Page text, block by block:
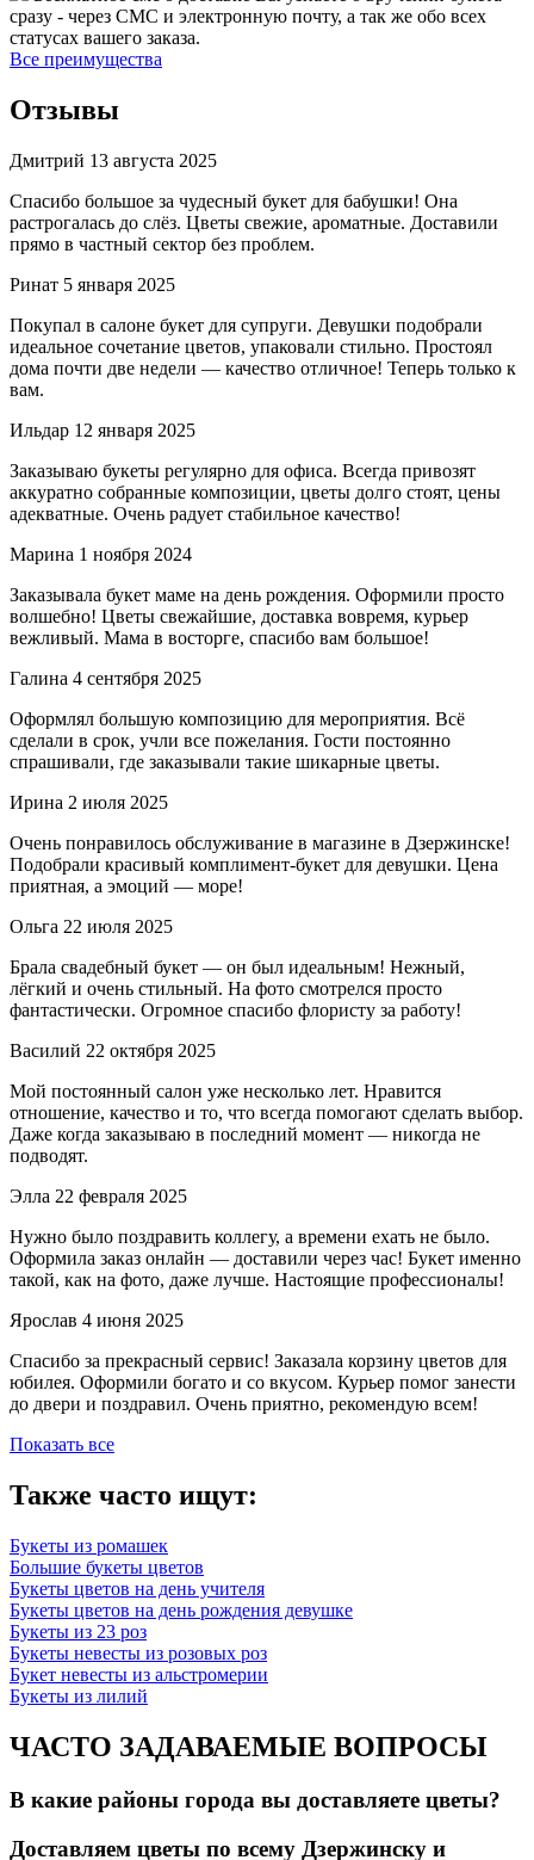
сразу - через СМС и электронную почту, а так же обо всех
статусах вашего заказа.
Все преимущества
Отзывы
Дмитрий 13 августа 2025
Спасибо большое за чудесный букет для бабушки! Она
растрогалась до слёз. Цветы свежие, ароматные. Доставили
прямо в частный сектор без проблем.
Ринат 5 января 2025
Покупал в салоне букет для супруги. Девушки подобрали
идеальное сочетание цветов, упаковали стильно. Простоял
дома почти две недели — качество отличное! Теперь только к
вам.
Ильдар 12 января 2025
Заказываю букеты регулярно для офиса. Всегда привозят
аккуратно собранные композиции, цветы долго стоят, цены
адекватные. Очень радует стабильное качество!
Марина 1 ноября 2024
Заказывала букет маме на день рождения. Оформили просто
волшебно! Цветы свежайшие, доставка вовремя, курьер
вежливый. Мама в восторге, спасибо вам большое!
Галина 4 сентября 2025
Оформлял большую композицию для мероприятия. Всё
сделали в срок, учли все пожелания. Гости постоянно
спрашивали, где заказывали такие шикарные цветы.
Ирина 2 июля 2025
Очень понравилось обслуживание в магазине в Дзержинске!
Подобрали красивый комплимент-букет для девушки. Цена
приятная, а эмоций — море!
Ольга 22 июля 2025
Брала свадебный букет — он был идеальным! Нежный,
лёгкий и очень стильный. На фото смотрелся просто
фантастически. Огромное спасибо флористу за работу!
Василий 22 октября 2025
Мой постоянный салон уже несколько лет. Нравится
отношение, качество и то, что всегда помогают сделать выбор.
Даже когда заказываю в последний момент — никогда не
подводят.
Элла 22 февраля 2025
Нужно было поздравить коллегу, а времени ехать не было.
Оформила заказ онлайн — доставили через час! Букет именно
такой, как на фото, даже лучше. Настоящие профессионалы!
Ярослав 4 июня 2025
Спасибо за прекрасный сервис! Заказала корзину цветов для
юбилея. Оформили богато и со вкусом. Курьер помог занести
до двери и поздравил. Очень приятно, рекомендую всем!
Показать все
Также часто ищут:
Букеты из ромашек
Большие букеты цветов
Букеты цветов на день учителя
Букеты цветов на день рождения девушке
Букеты из 23 роз
Букеты невесты из розовых роз
Букет невесты из альстромерии
Букеты из лилий
ЧАСТО ЗАДАВАЕМЫЕ ВОПРОСЫ
В какие районы города вы доставляете цветы?
Доставляем цветы по всему Дзержинску и